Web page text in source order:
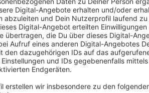
Es kann laut der Verwaltung für
In dem Rad können bis zu zwei
Wocheneinkauf oder Ausflüge. Wer
unterschreiben. Eine Kaution fällt
reserviert werden. Die Aktion endet